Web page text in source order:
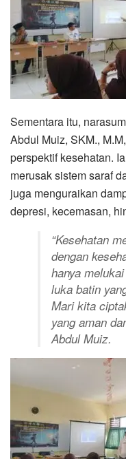
Sementara itu,
Abdul Muiz, SKM.,
perspektif kesehatan.
merusak sistem saraf
juga menguraikan
depresi, kecemasan,
“Kesehatan
dengan
hanya
luka batin
Mari kita
yang aman
Abdul Muiz.